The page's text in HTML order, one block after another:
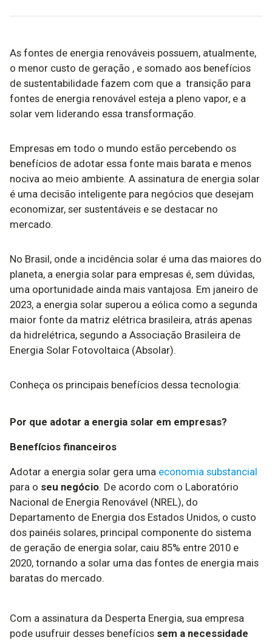
As fontes de energia renováveis possuem, atualmente,
o menor custo de geração , e somado aos benefícios
de sustentabilidade fazem com que a transição para
fontes de energia renovável esteja a pleno vapor, e a
solar vem liderando essa transformação.
Empresas em todo o mundo estão percebendo os
benefícios de adotar essa fonte mais barata e menos
nociva ao meio ambiente. A assinatura de energia solar
é uma decisão inteligente para negócios que desejam
economizar, ser sustentáveis e se destacar no
mercado.
No Brasil, onde a incidência solar é uma das maiores do
planeta, a energia solar para empresas é, sem dúvidas,
uma oportunidade ainda mais vantajosa. Em janeiro de
2023, a energia solar superou a eólica como a segunda
maior fonte da matriz elétrica brasileira, atrás apenas
da hidrelétrica, segundo a Associação Brasileira de
Energia Solar Fotovoltaica (Absolar).
Conheça os principais benefícios dessa tecnologia:
Por que adotar a energia solar em empresas?
Benefícios financeiros
Adotar a energia solar gera uma economia substancial
para o seu negócio. De acordo com o Laboratório
Nacional de Energia Renovável (NREL), do
Departamento de Energia dos Estados Unidos, o custo
dos painéis solares, principal componente do sistema
de geração de energia solar, caiu 85% entre 2010 e
2020, tornando a solar uma das fontes de energia mais
baratas do mercado.
Com a assinatura da Desperta Energia, sua empresa
pode usufruir desses benefícios sem a necessidade